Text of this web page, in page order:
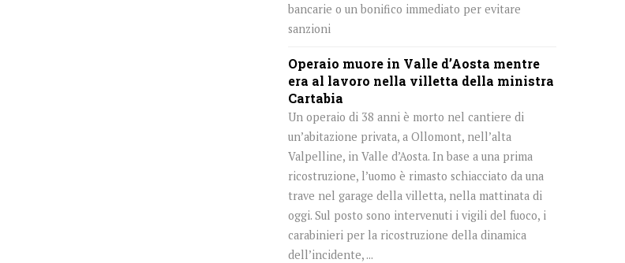
bancarie o un bonifico immediato per evitare
sanzioni
Operaio muore in Valle d’Aosta mentre
era al lavoro nella villetta della ministra
Cartabia
Un operaio di 38 anni è morto nel cantiere di
un’abitazione privata, a Ollomont, nell’alta
Valpelline, in Valle d’Aosta. In base a una prima
ricostruzione, l’uomo è rimasto schiacciato da una
trave nel garage della villetta, nella mattinata di
oggi. Sul posto sono intervenuti i vigili del fuoco, i
carabinieri per la ricostruzione della dinamica
dell’incidente, ...